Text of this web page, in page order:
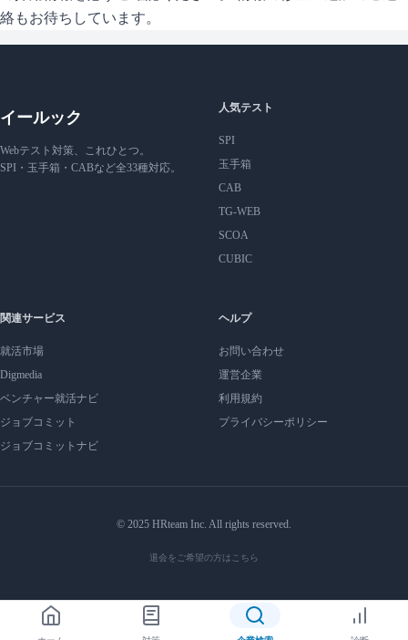
絡もお待ちしています。
イールック
Webテスト対策、これひとつ。
SPI・玉手箱・CABなど全33種対応。
人気テスト
SPI
玉手箱
CAB
TG-WEB
SCOA
CUBIC
関連サービス
就活市場
Digmedia
ベンチャー就活ナビ
ジョブコミット
ジョブコミットナビ
ヘルプ
お問い合わせ
運営企業
利用規約
プライバシーポリシー
© 2025 HRteam Inc. All rights reserved.
退会をご希望の方はこちら